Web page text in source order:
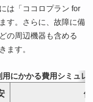
は「ココロプラン for
す。さらに、故障に備
の周辺機器も含める
ます。
用にかかる費用シミュレ